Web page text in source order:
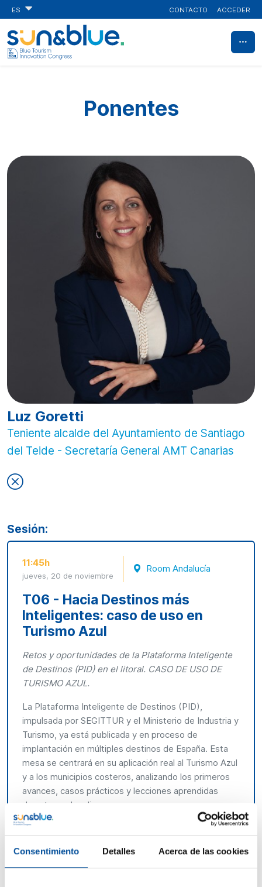
Consentimiento Detalles Acerca de las cookies
ES CONTACTO ACCEDER
Ponentes
Luz Goretti
Teniente alcalde del Ayuntamiento de Santiago
del Teide - Secretaría General AMT Canarias
Sesión:
11:45h
jueves, 20 de noviembre
Room Andalucía
T06 - Hacia Destinos más
Inteligentes: caso de uso en
Turismo Azul
Retos y oportunidades de la Plataforma Inteligente
de Destinos (PID) en el litoral. CASO DE USO DE
TURISMO AZUL.
La Plataforma Inteligente de Destinos (PID),
impulsada por SEGITTUR y el Ministerio de Industria y
Turismo, ya está publicada y en proceso de
implantación en múltiples destinos de España. Esta
mesa se centrará en su aplicación real al Turismo Azul
y a los municipios costeros, analizando los primeros
avances, casos prácticos y lecciones aprendidas
durante su despliegue.
Representantes de destinos pioneros y empresas
planificar mejor el turismo desde lo local, mediante la
interoperabilidad de datos, la integración de sistemas